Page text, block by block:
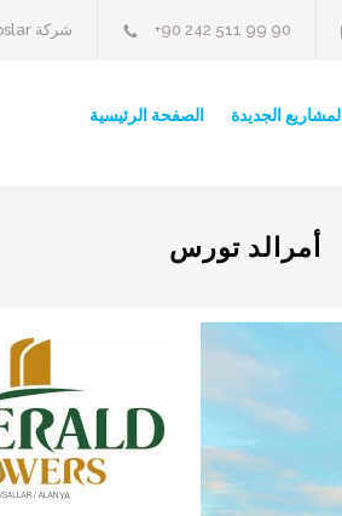
شركة Toroslar للبناء والإستثمار +90 242 511 99 90
الصفحة الرئيسية المشاريع الجديدة
أمرالد تورس